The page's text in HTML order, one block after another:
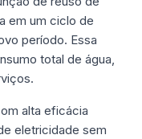
em um ciclo de
período. Essa
total de água,
alta eficácia
eletricidade sem